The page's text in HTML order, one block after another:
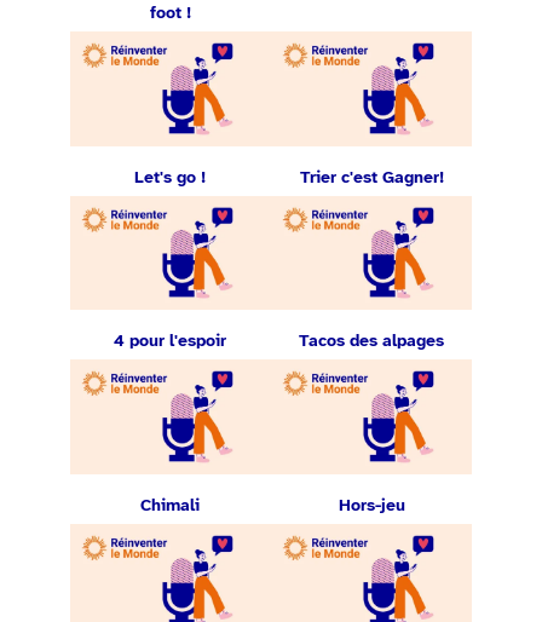
foot !
Let's go ! Trier c'est Gagner!
4 pour l'espoir Tacos des alpages
Chimali Hors-jeu